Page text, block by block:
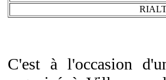
C'est à l'occasion